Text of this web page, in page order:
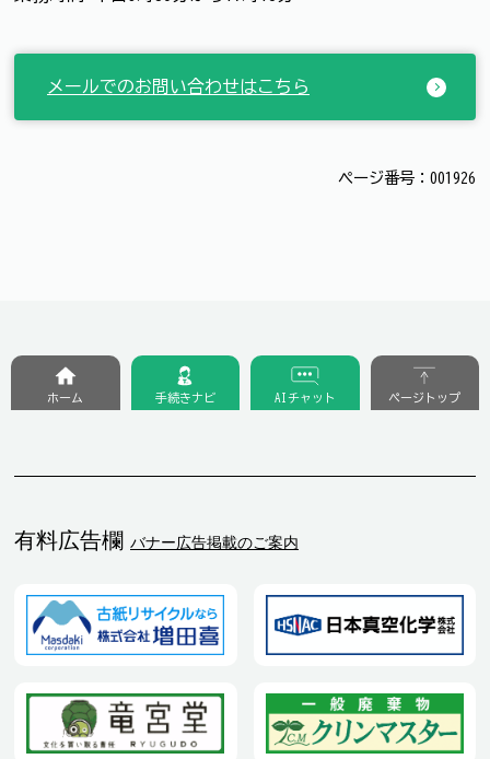
メールでのお問い合わせはこちら
ページ番号：001926
有料広告欄 バナー広告掲載のご案内
ホーム 手続きナビ AIチャット ページトップ